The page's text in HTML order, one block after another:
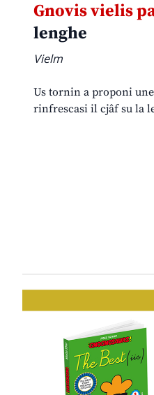
Gnovis vielis
lenghe
Vielm
Us tornin a proponi
rinfrescasi il cjâf su la